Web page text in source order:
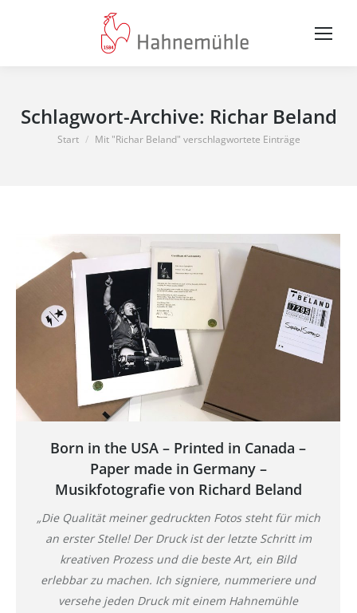
Schlagwort-Archive: Richar Beland
Sie befinden sich hier:
Start Mit "Richar Beland" verschlagwortete Einträge
Born in the USA – Printed in Canada –
Paper made in Germany –
Musikfotografie von Richard Beland
„Die Qualität meiner gedruckten Fotos steht für mich
an erster Stelle! Der Druck ist der letzte Schritt im
kreativen Prozess und die beste Art, ein Bild
erlebbar zu machen. Ich signiere, nummeriere und
versehe jeden Druck mit einem Hahnemühle